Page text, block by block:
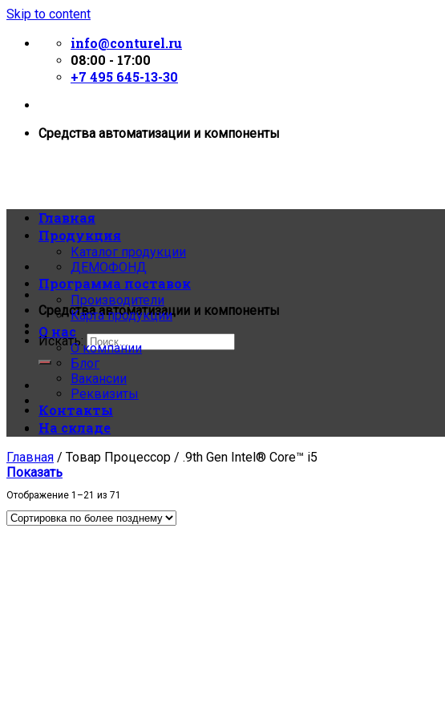
Skip to content
info@conturel.ru
08:00 - 17:00
+7 495 645-13-30
Средства автоматизации и компоненты
Средства автоматизации и компоненты
Искать:
Главная
Продукция
Каталог продукции
ДЕМОФОНД
Программа поставок
Производители
Карта продукции
О нас
О компании
Блог
Вакансии
Реквизиты
Контакты
На складе
Главная / Товар Процессор / .9th Gen Intel® Core™ i5
Показать
Отображение 1–21 из 71